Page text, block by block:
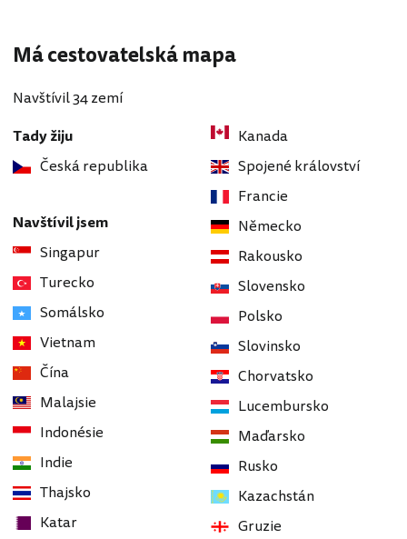
Má cestovatelská mapa
Navštívil 34 zemí
Tady žiju
Česká republika
Navštívil jsem
Singapur
Turecko
Somálsko
Vietnam
Čína
Malajsie
Indonésie
Indie
Thajsko
Katar
Kanada
Spojené království
Francie
Německo
Rakousko
Slovensko
Polsko
Slovinsko
Chorvatsko
Lucembursko
Maďarsko
Rusko
Kazachstán
Gruzie